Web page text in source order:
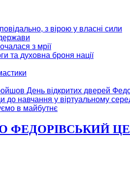
з вірою у власні сили
з мрії
та духовна броня нації
День відкритих дверей
до навчання у віртуальному
в майбутнє
ФЕДОРІВСЬКИЙ